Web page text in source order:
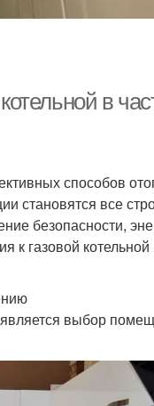
в
способов
становятся все
безопасности,
к газовой
выбор